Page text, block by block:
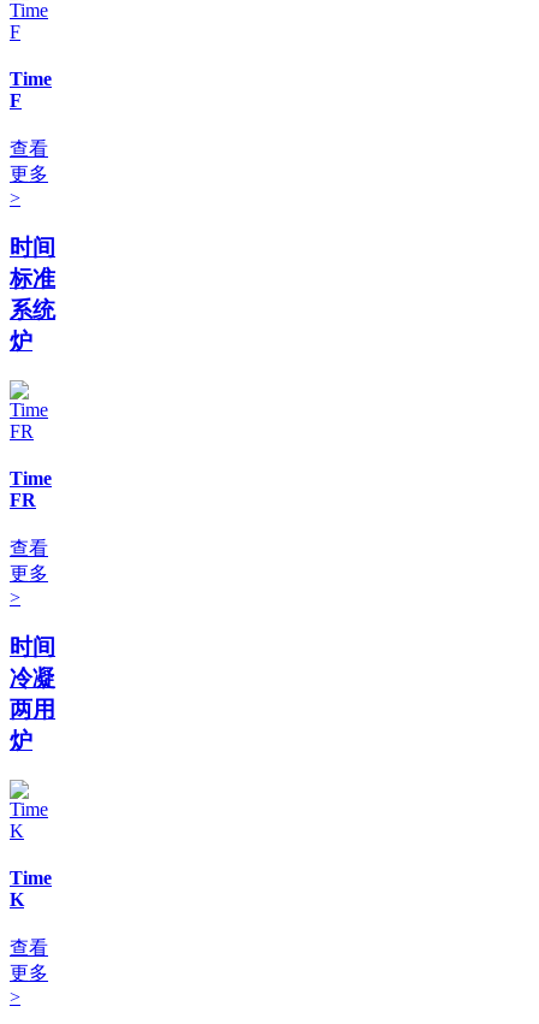
Time
F
查看
更多
>
时间
标准
系统
炉
Time
FR
查看
更多
>
时间
冷凝
两用
炉
Time
K
查看
更多
>